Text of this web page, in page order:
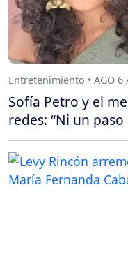
Entretenimiento • AGO 6
Sofía Petro y el
redes: “Ni un paso